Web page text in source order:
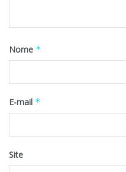
Nome *
E-mail *
Site